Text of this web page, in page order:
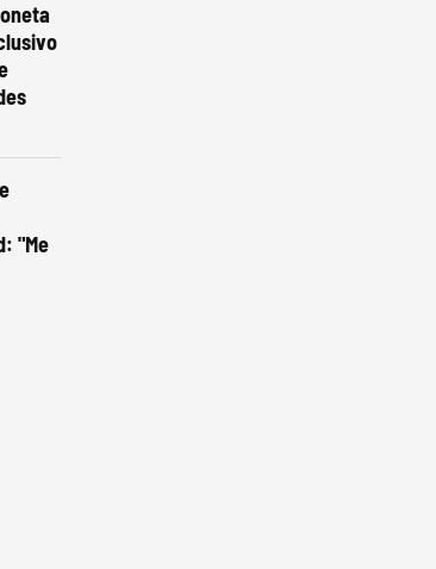
"Me